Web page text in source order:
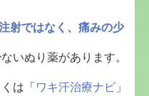
射ではなく、痛みの少
いぬり薬があります。
は「 ワキ汗治療ナビ 」